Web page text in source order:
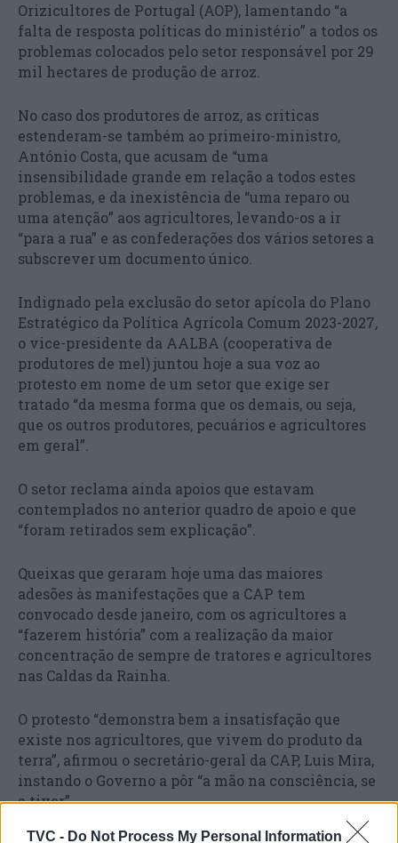
TVC - Do Not Process My Personal Information
Orizicultores de Portugal (AOP), lamentando “a
falta de resposta políticas do ministério” a todos os
problemas colocados pelo setor responsável por 29
mil hectares de produção de arroz.
No caso dos produtores de arroz, as criticas
estenderam-se também ao primeiro-ministro,
António Costa, que acusam de “uma
insensibilidade grande em relação a todos estes
problemas, e da inexistência de “uma reparo ou
uma atenção” aos agricultores, levando-os a ir
“para a rua” e as confederações dos vários setores a
subscrever um documento único.
Indignado pela exclusão do setor apícola do Plano
Estratégico da Política Agrícola Comum 2023-2027,
o vice-presidente da AALBA (cooperativa de
produtores de mel) juntou hoje a sua voz ao
protesto em nome de um setor que exige ser
tratado “da mesma forma que os demais, ou seja,
que os outros produtores, pecuários e agricultores
em geral”.
O setor reclama ainda apoios que estavam
contemplados no anterior quadro de apoio e que
“foram retirados sem explicação”.
Queixas que geraram hoje uma das maiores
adesões às manifestações que a CAP tem
convocado desde janeiro, com os agricultores a
“fazerem história” com a realização da maior
concentração de sempre de tratores e agricultores
nas Caldas da Rainha.
O protesto “demonstra bem a insatisfação que
existe nos agricultores, que vivem do produto da
terra”, afirmou o secretário-geral da CAP, Luis Mira,
instando o Governo a pôr “a mão na consciência, se
a tiver”.